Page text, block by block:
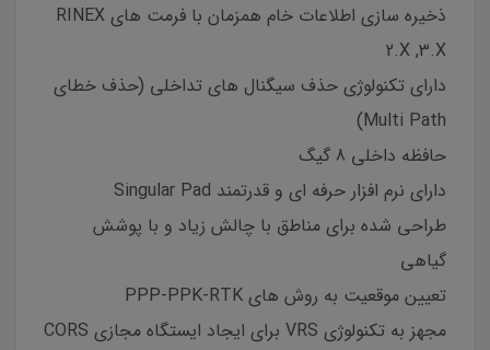
ذخیره سازی اطلاعات خام همزمان با فرمت های RINEX
2.X ,3.X
دارای تکنولوژی حذف سیگنال های تداخلی (حذف خطای
Multi Path)
حافظه داخلی 8 گیگ
دارای نرم افزار حرفه ای و قدرتمند Singular Pad
طراحی شده برای مناطق با چالش زیاد و با پوشش
گیاهی
تعیین موقعیت به روش های PPP-PPK-RTK
مجهز به تکنولوژی VRS برای ایجاد ایستگاه مجازی CORS